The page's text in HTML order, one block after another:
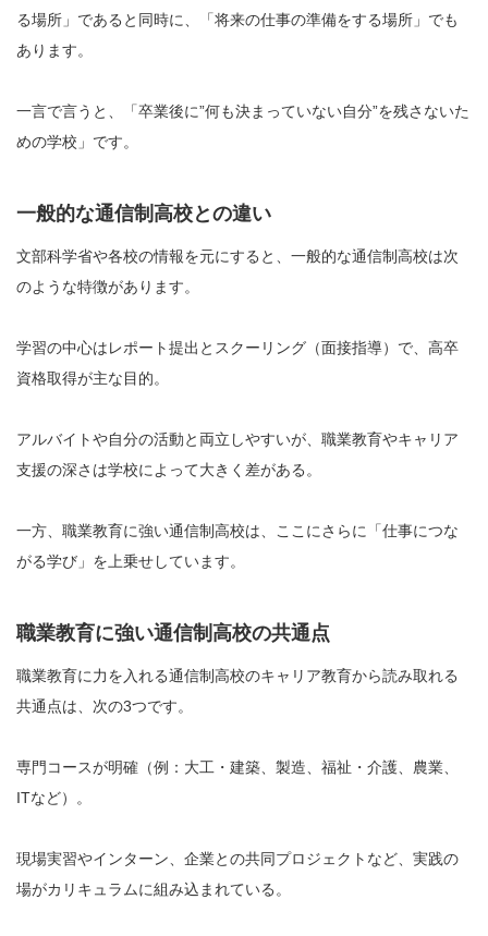
る場所」であると同時に、「将来の仕事の準備をする場所」でも
あります。
一言で言うと、「卒業後に”何も決まっていない自分”を残さないた
めの学校」です。
一般的な通信制高校との違い
文部科学省や各校の情報を元にすると、一般的な通信制高校は次
のような特徴があります。
学習の中心はレポート提出とスクーリング（面接指導）で、高卒
資格取得が主な目的。
アルバイトや自分の活動と両立しやすいが、職業教育やキャリア
支援の深さは学校によって大きく差がある。
一方、職業教育に強い通信制高校は、ここにさらに「仕事につな
がる学び」を上乗せしています。
職業教育に強い通信制高校の共通点
職業教育に力を入れる通信制高校のキャリア教育から読み取れる
共通点は、次の3つです。
専門コースが明確（例：大工・建築、製造、福祉・介護、農業、
ITなど）。
現場実習やインターン、企業との共同プロジェクトなど、実践の
場がカリキュラムに組み込まれている。